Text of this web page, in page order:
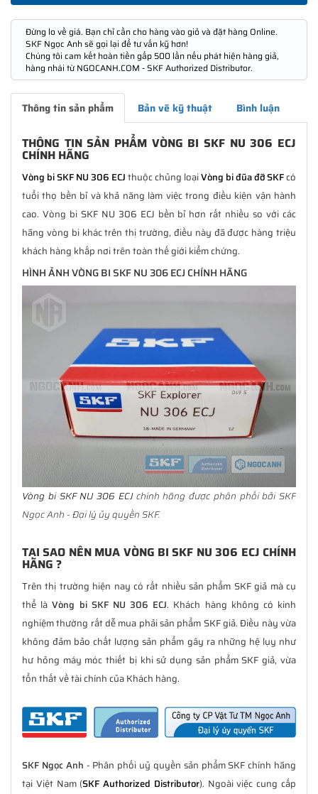
Đừng lo về giá. Bạn chỉ cần cho hàng vào giỏ và đặt hàng Online.
SKF Ngọc Anh sẽ gọi lại để tư vấn kỹ hơn!
Chúng tôi cam kết hoàn tiền gấp 500 lần nếu phát hiện hàng giả,
hàng nhái từ NGOCANH.COM - SKF Authorized Distributor.
Thông tin sản phẩm Bản vẽ kỹ thuật Bình luận
THÔNG TIN SẢN PHẨM VÒNG BI SKF NU 306 ECJ
CHÍNH HÃNG
Vòng bi SKF NU 306 ECJthuộc chủng loạiVòng bi đũa đỡ SKFcó
tuổi thọ bền bỉ và khả năng làm việc trong điều kiện vận hành
cao. Vòng bi SKF NU 306 ECJ bền bỉ hơn rất nhiều so với các
hãng vòng bi khác trên thị trường, điều này đã được hàng triệu
khách hàng khắp nơi trên toàn thế giới kiểm chứng.
HÌNH ẢNH VÒNG BI SKF NU 306 ECJ CHÍNH HÃNG
Vòng bi SKF NU 306 ECJchính hãng được phân phối bởi SKF
Ngọc Anh - Đại lý ủy quyền SKF.
TẠI SAO NÊN MUA VÒNG BI SKF NU 306 ECJ CHÍNH
HÃNG ?
Trên thị trường hiện nay có rất nhiều sản phẩm SKF giả mà cụ
thể làVòng bi SKF NU 306 ECJ. Khách hàng không có kinh
nghiệm thường rất dễ mua phải sản phẩm SKF giả. Điều này vừa
không đảm bảo chất lượng sản phẩm gây ra những hệ lụy như
hư hỏng máy móc thiết bị khi sử dụng sản phẩm SKF giả, vừa
tổn thất về tài chính của Khách hàng.
SKF Ngọc Anh - Phân phối uỷ quyền sản phẩm SKF chính hãng
tại Việt Nam (SKF Authorized Distributor). Ngoài việc cung cấp